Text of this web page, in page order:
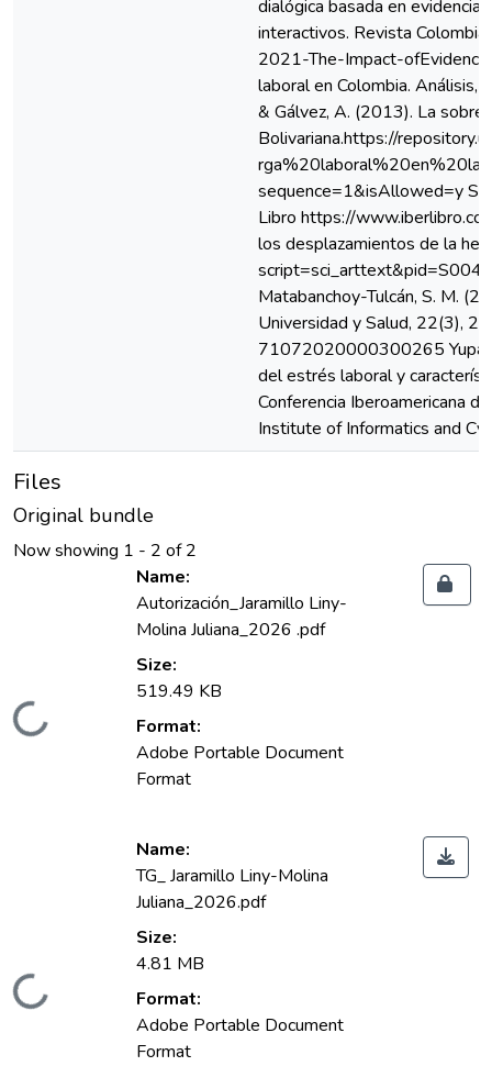
Files
Original bundle
Now showing 1 - 2 of 2
Name:
Autorización_Jaramillo Liny-
Molina Juliana_2026 .pdf
Size:
519.49 KB
Format:
Adobe Portable Document
Format
Name:
TG_ Jaramillo Liny-Molina
Juliana_2026.pdf
Size:
4.81 MB
Format:
Adobe Portable Document
Format